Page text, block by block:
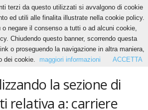
la sezione di
relativa a: carriere
terzi da questo utilizzati si avvalgono di cookie
ed utili alle finalita illustrate nella cookie policy.
negare il consenso a tutti o ad alcuni cookie,
Chiudendo questo banner, scorrendo questa
o proseguendo la navigazione in altra maniera,
dei cookie.
maggiori informazioni ACCETTA